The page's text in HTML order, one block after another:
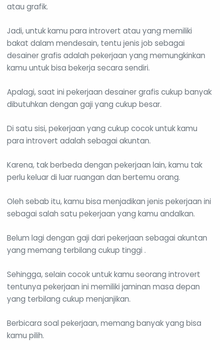
atau grafik.
Jadi, untuk kamu para introvert atau yang memiliki
bakat dalam mendesain, tentu jenis job sebagai
desainer grafis adalah pekerjaan yang memungkinkan
kamu untuk bisa bekerja secara sendiri.
Apalagi, saat ini pekerjaan desainer grafis cukup banyak
dibutuhkan dengan gaji yang cukup besar.
Di satu sisi, pekerjaan yang cukup cocok untuk kamu
para introvert adalah sebagai akuntan.
Karena, tak berbeda dengan pekerjaan lain, kamu tak
perlu keluar di luar ruangan dan bertemu orang.
Oleh sebab itu, kamu bisa menjadikan jenis pekerjaan ini
sebagai salah satu pekerjaan yang kamu andalkan.
Belum lagi dengan gaji dari pekerjaan sebagai akuntan
yang memang terbilang cukup tinggi .
Sehingga, selain cocok untuk kamu seorang introvert
tentunya pekerjaan ini memiliki jaminan masa depan
yang terbilang cukup menjanjikan.
Berbicara soal pekerjaan, memang banyak yang bisa
kamu pilih.